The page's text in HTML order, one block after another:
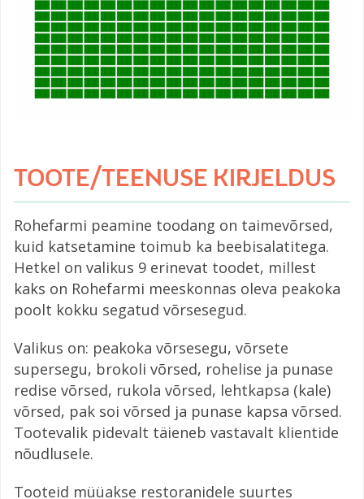
TOOTE/TEENUSE KIRJELDUS
Rohefarmi peamine toodang on taimevõrsed,
kuid katsetamine toimub ka beebisalatitega.
Hetkel on valikus 9 erinevat toodet, millest
kaks on Rohefarmi meeskonnas oleva peakoka
poolt kokku segatud võrsesegud.
Valikus on: peakoka võrsesegu, võrsete
supersegu, brokoli võrsed, rohelise ja punase
redise võrsed, rukola võrsed, lehtkapsa (kale)
võrsed, pak soi võrsed ja punase kapsa võrsed.
Tootevalik pidevalt täieneb vastavalt klientide
nõudlusele.
Tooteid müüakse restoranidele suurtes